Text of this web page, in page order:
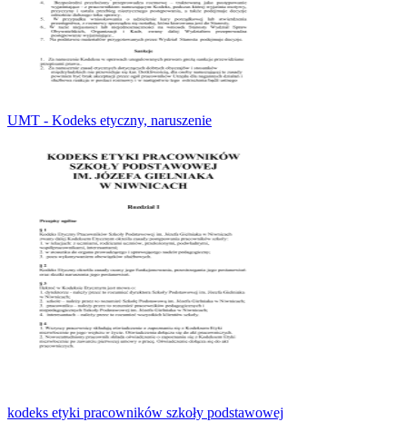
UMT - Kodeks etyczny, naruszenie
kodeks etyki pracowników szkoły podstawowej